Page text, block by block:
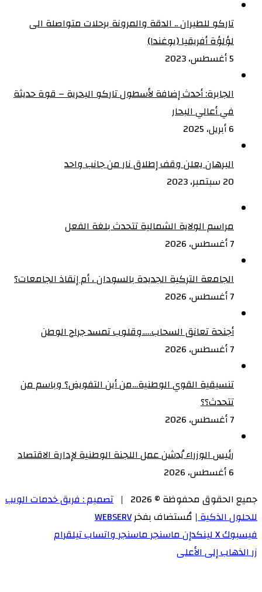
تاركو للطيران .. الدقة والمرونة برحلات متواصلة الى
لؤلؤة أفريقيا (يوغندا)
5 أغسطس، 2023
الجابرة: أحدث إضافة لأسطول تاركو البحرية – قوة حديثة
في أعالي البحار
6 أبريل، 2025
البرهان يعلن وقف إطلاق نار من جانب واحد
20 سبتمبر، 2023
مراسم الولاية الشمالية تتحدث بلغة الفعل
7 أغسطس، 2026
الجامعة التركية الجديدة بالسودان ، أم إنقاذ الجامعات؟
7 أغسطس، 2026
أجنحة تعانق السحاب…..وقلوب تمسد جراح الوطن
7 أغسطس، 2026
تنسيقية القوي الوطنية…من أين التفويض؟ وباسم من
تتحدث؟؟
7 أغسطس، 2026
رئيس الوزراء يُدشن عمل اللجنة الوطنية لإدارة الاقتصاد
6 أغسطس، 2026
جميع الحقوق محفوظة © 2026 |
تصميم : فريق خدمات الويب
للحلول الذكية| مُستضاف بفخرWEBSERV
فيسبوك‫Xلينكدإنماسنجرماسنجرواتسابتيلقرام
زر الذهاب إلى الأعلى